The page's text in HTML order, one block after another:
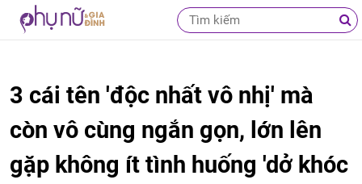
3 cái tên 'độc nhất vô nhị' mà
còn vô cùng ngắn gọn, lớn lên
gặp không ít tình huống 'dở khóc